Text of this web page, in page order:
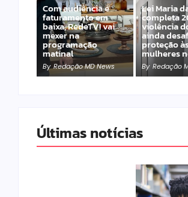
Com audiência e
faturamento em
baixa, RedeTV! vai
mexer na
programação
matinal
By Redação MD News
Lei Maria
completa
violência
ainda
proteção
mulheres
By Redação
Últimas notícias